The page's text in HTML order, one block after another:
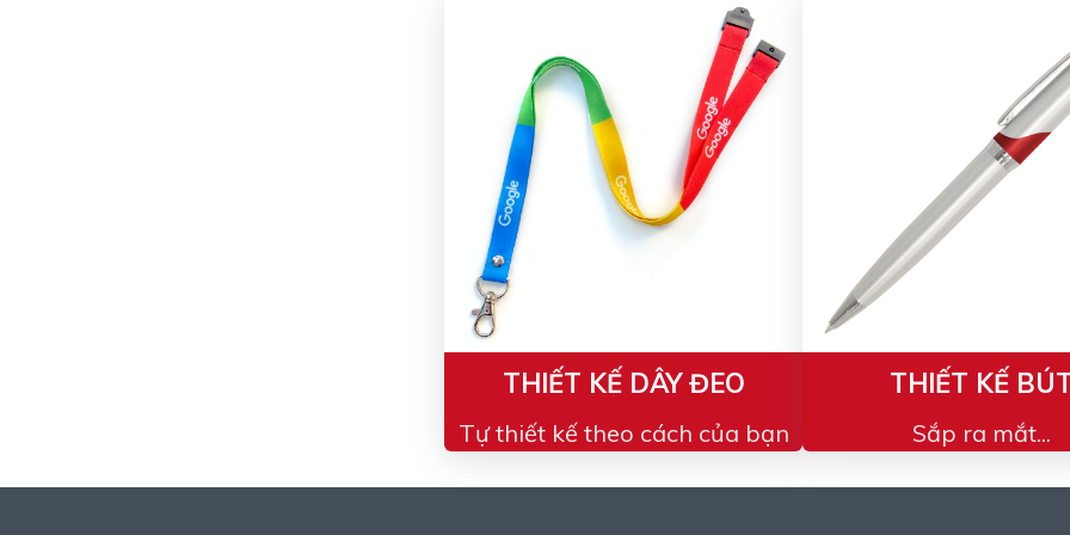
THIẾT KẾ DÂY ĐEO
Tự thiết kế theo cách của bạn
THIẾT KẾ
Sắp ra mắt...